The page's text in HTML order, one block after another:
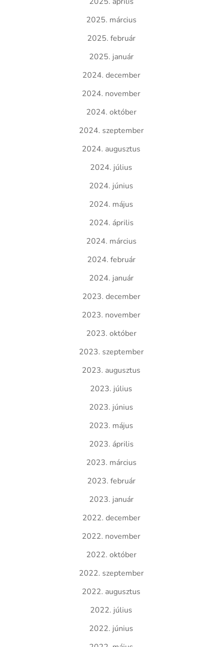
2025. március
2025. február
2025. január
2024. december
2024. november
2024. október
2024. szeptember
2024. augusztus
2024. július
2024. június
2024. május
2024. április
2024. március
2024. február
2024. január
2023. december
2023. november
2023. október
2023. szeptember
2023. augusztus
2023. július
2023. június
2023. május
2023. április
2023. március
2023. február
2023. január
2022. december
2022. november
2022. október
2022. szeptember
2022. augusztus
2022. július
2022. június